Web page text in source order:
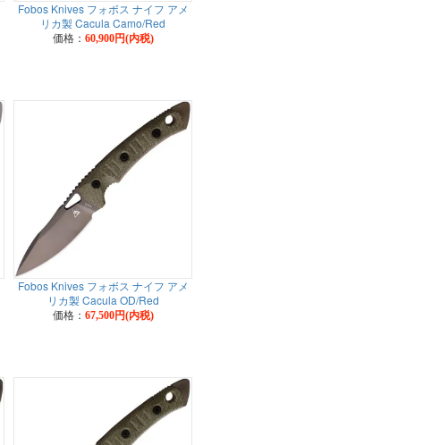
Fobos Knives フォボス ナイフ アメ
リカ製 Cacula Camo/Red
価格： 60,900円(内税)
Fobos Knives フォボス ナイフ アメ
リカ製 Cacula OD/Red
価格： 67,500円(内税)